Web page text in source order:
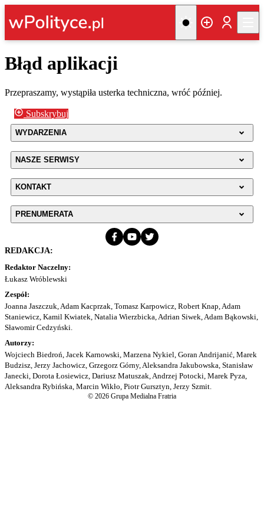
Błąd aplikacji
Przepraszamy, wystąpiła usterka techniczna, wróć później.
Subskrybuj
WYDARZENIA
NASZE SERWISY
KONTAKT
PRENUMERATA
REDAKCJA:
Redaktor Naczelny:
Łukasz Wróblewski
Zespół:
Joanna Jaszczuk, Adam Kacprzak, Tomasz Karpowicz, Robert Knap, Adam
Staniewicz, Kamil Kwiatek, Natalia Wierzbicka, Adrian Siwek, Adam Bąkowski,
Sławomir Cedzyński.
Autorzy:
Wojciech Biedroń, Jacek Karnowski, Marzena Nykiel, Goran Andrijanić, Marek
Budzisz, Jerzy Jachowicz, Grzegorz Górny, Aleksandra Jakubowska, Stanisław
Janecki, Dorota Łosiewicz, Dariusz Matuszak, Andrzej Potocki, Marek Pyza,
Aleksandra Rybińska, Marcin Wikło, Piotr Gursztyn, Jerzy Szmit.
© 2026 Grupa Medialna Fratria